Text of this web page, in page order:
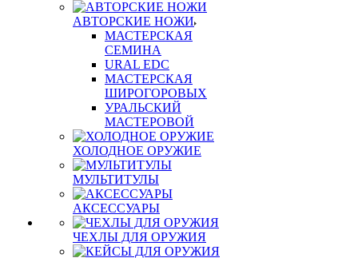
АВТОРСКИЕ НОЖИ
МАСТЕРСКАЯ
СЕМИНА
URAL EDC
МАСТЕРСКАЯ
ШИРОГОРОВЫХ
УРАЛЬСКИЙ
МАСТЕРОВОЙ
ХОЛОДНОЕ ОРУЖИЕ
МУЛЬТИТУЛЫ
АКСЕССУАРЫ
ЧЕХЛЫ ДЛЯ ОРУЖИЯ